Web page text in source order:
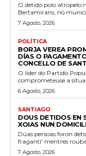
O detido polo atropelo
Bertamiráns, no
7 Agosto, 2026
POLÍTICA
BORJA VEREA
DÍAS O
CONCELLO DE
O líder do Partido
comprometeuse a situar
6 Agosto, 2026
SANTIAGO
DOUS DETIDOS EN
XOIAS NUN
Dúas persoas foron
fraganti' mentres
7 Agosto, 2026